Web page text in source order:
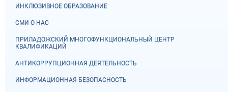
ИНКЛЮЗИВНОЕ ОБРАЗОВАНИЕ
СМИ О НАС
ПРИЛАДОЖСКИЙ МНОГОФУНКЦИОНАЛЬНЫЙ ЦЕНТР
КВАЛИФИКАЦИЙ
АНТИКОРРУПЦИОННАЯ ДЕЯТЕЛЬНОСТЬ
ИНФОРМАЦИОННАЯ БЕЗОПАСНОСТЬ